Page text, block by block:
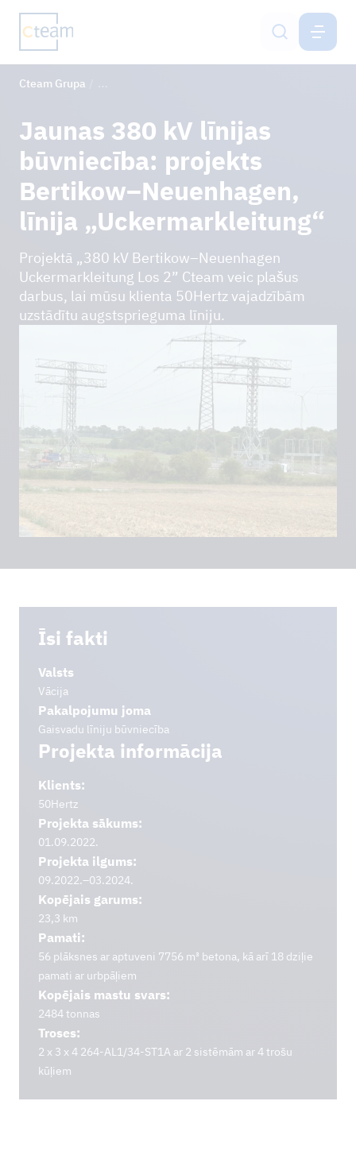
Cteam Group
Ilgtspēja un IMS
Karjera
Kontaktinformācija
JAUNUMI
LEJUPIELĀDES
CTEAM GRUPA
Cteam Grupa
Jaunas 380 kV līnijas
būvniecība: projekts
Bertikow–Neuenhagen,
līnija „Uckermarkleitung“
Projektā „380 kV Bertikow–Neuenhagen
Uckermarkleitung Los 2” Cteam veic plašus
darbus, lai mūsu klienta 50Hertz vajadzībām
uzstādītu augstsprieguma līniju.
Īsi fakti
Valsts
Vācija
Pakalpojumu joma
Gaisvadu līniju būvniecība
Projekta informācija
Klients:
50Hertz
Projekta sākums:
01.09.2022.
Projekta ilgums:
09.2022.–03.2024.
Kopējais garums:
23,3 km
Pamati:
56 plāksnes ar aptuveni 7756 m³ betona, kā arī 18 dziļie
pamati ar urbpāļiem
Kopējais mastu svars:
2484 tonnas
Troses:
2 x 3 x 4 264-AL1/34-ST1A ar 2 sistēmām ar 4 trošu
kūļiem